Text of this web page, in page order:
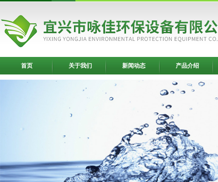
首页 关于我们 新闻动态 产品介绍